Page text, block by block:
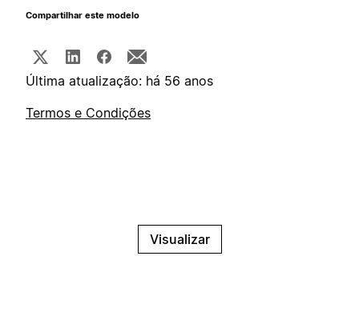
Compartilhar este modelo
Última atualização: há 56 anos
Termos e Condições
Visualizar